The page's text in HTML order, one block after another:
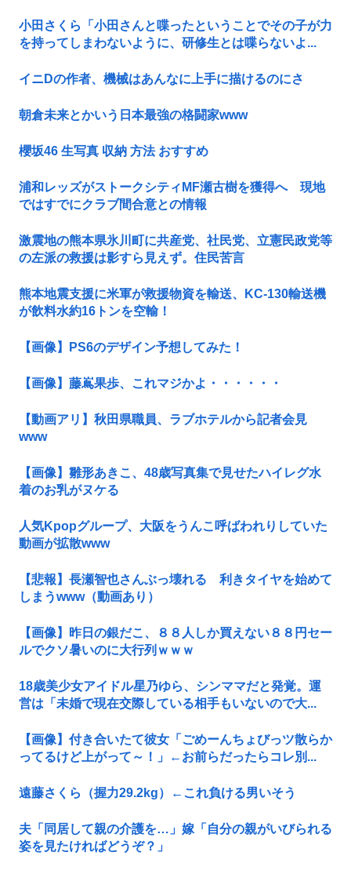
小田さくら「小田さんと喋ったということでその子が力
を持ってしまわないように、研修生とは喋らないよ...
イニDの作者、機械はあんなに上手に描けるのにさ
朝倉未来とかいう日本最強の格闘家www
櫻坂46 生写真 収納 方法 おすすめ
浦和レッズがストークシティMF瀬古樹を獲得へ 現地
ではすでにクラブ間合意との情報
激震地の熊本県氷川町に共産党、社民党、立憲民政党等
の左派の救援は影すら見えず。住民苦言
熊本地震支援に米軍が救援物資を輸送、KC-130輸送機
が飲料水約16トンを空輸！
【画像】PS6のデザイン予想してみた！
【画像】藤嶌果歩、これマジかよ・・・・・・
【動画アリ】秋田県職員、ラブホテルから記者会見
www
【画像】雛形あきこ、48歳写真集で見せたハイレグ水
着のお乳がヌケる
人気Kpopグループ、大阪をうんこ呼ばわれりしていた
動画が拡散www
【悲報】長瀬智也さんぶっ壊れる 利きタイヤを始めて
しまうwww（動画あり）
【画像】昨日の銀だこ、８８人しか買えない８８円セー
ルでクソ暑いのに大行列ｗｗｗ
18歳美少女アイドル星乃ゆら、シンママだと発覚。運
営は「未婚で現在交際している相手もいないので大...
【画像】付き合いたて彼女「ごめーんちょびっツ散らか
ってるけど上がって～！」←お前らだったらコレ別...
遠藤さくら（握力29.2kg）←これ負ける男いそう
夫「同居して親の介護を…」嫁「自分の親がいびられる
姿を見たければどうぞ？」